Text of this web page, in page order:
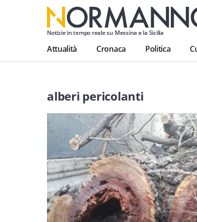
Notizie in tempo reale su Messina e la Sicilia
Attualità Cronaca Politica
alberi pericolanti